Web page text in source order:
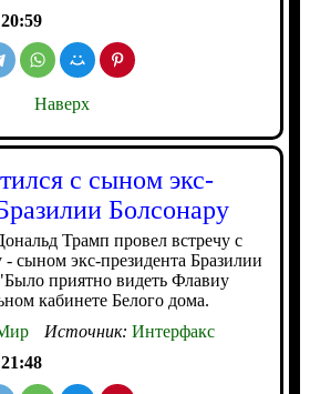
Наверх
с сыном экс-
Болсонару
Трамп провел встречу с
сыном экс-президента Бразилии
приятно видеть Флавиу
кабинете Белого дома.
Источник: Интерфакс